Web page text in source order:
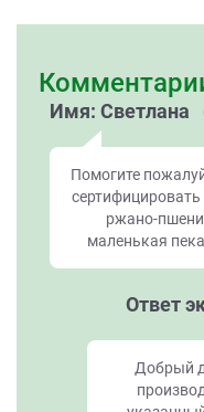
Имя: Светлана
Помогите
ржано-
маленькая
Ответ
Добрый